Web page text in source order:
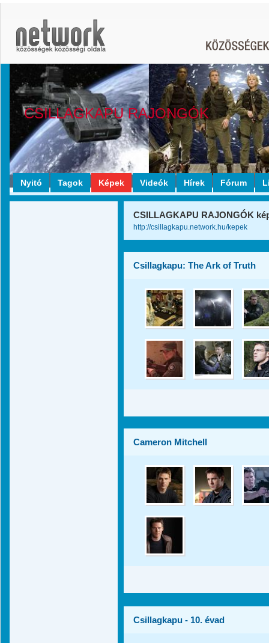
CSILLAGKAPU RAJONGÓK
Nyitó Tagok Képek Videók Hírek Fórum
CSILLAGKAPU RAJONGÓK
http://csillagkapu.network.hu/kepek
Csillagkapu: The Ark of Truth
Cameron Mitchell
Csillagkapu - 10. évad